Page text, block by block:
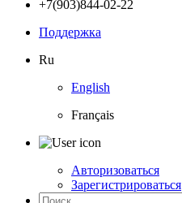
+7(903)844-02-22
Поддержка
Ru
English
Français
Авторизоваться
Зарегистрироваться